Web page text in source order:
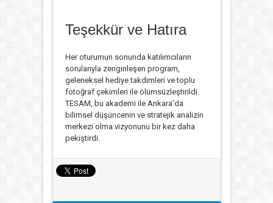
Teşekkür ve Hatıra
Her oturumun sonunda katılımcıların
sorularıyla zenginleşen program,
geleneksel hediye takdimleri ve toplu
fotoğraf çekimleri ile ölümsüzleştirildi.
TESAM, bu akademi ile Ankara’da
bilimsel düşüncenin ve stratejik analizin
merkezi olma vizyonunu bir kez daha
pekiştirdi.